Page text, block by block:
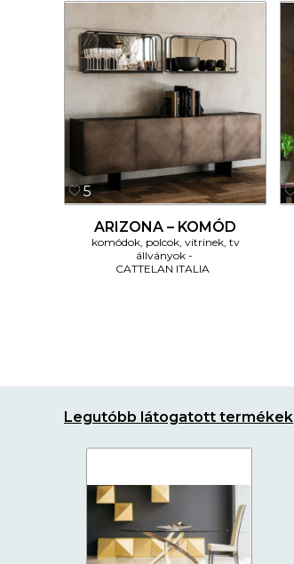
5
ARIZONA – KOMÓD
komódok, polcok, vitrinek, tv
állványok
CATTELAN ITALIA
Legutóbb látogatott termékek